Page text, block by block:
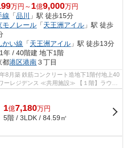
万円～ 1億9,000万円
線 「品川 」駅 徒歩15分
モノレール 「天王洲アイル 」駅 徒歩
かい線 「天王洲アイル 」駅 徒歩13分
年 / 40階建 地下1階
都港区港南３丁目
施設≫ 【１階】ラウン
】...
1億7,180万円
5階 / 3LDK / 84.59㎡